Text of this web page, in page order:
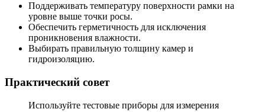
Поддерживать температуру поверхности рамки на
уровне выше точки росы.
Обеспечить герметичность для исключения
проникновения влажности.
Выбирать правильную толщину камер и
гидроизоляцию.
Практический совет
Используйте тестовые приборы для измерения